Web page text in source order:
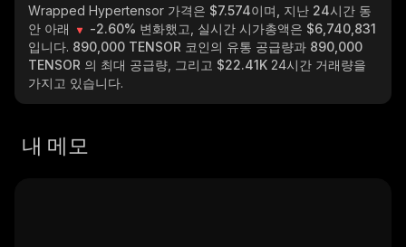
Wrapped Hypertensor 가격은 $7.574이며, 지난 24시간 동
안 아래
-2.60% 변화했고, 실시간 시가총액은 $6,740,831
입니다. 890,000 TENSOR 코인의 유통 공급량과 890,000
TENSOR 의 최대 공급량, 그리고 $22.41K 24시간 거래량을
가지고 있습니다.
내 메모